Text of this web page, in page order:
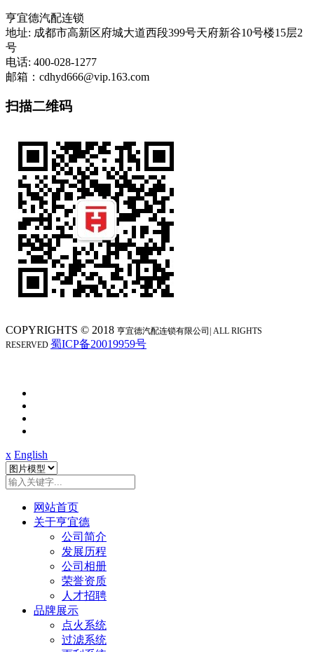
亨宜德汽配连锁
地址: 成都市高新区府城大道西段399号天府新谷10号楼15层2
号
电话: 400-028-1277
邮箱：cdhyd666@vip.163.com
扫描二维码
COPYRIGHTS © 2018 亨宜德汽配连锁有限公司| ALL RIGHTS
RESERVED 蜀ICP备20019959号
x English
网站首页
关于亨宜德
公司简介
发展历程
公司相册
荣誉资质
人才招聘
品牌展示
点火系统
过滤系统